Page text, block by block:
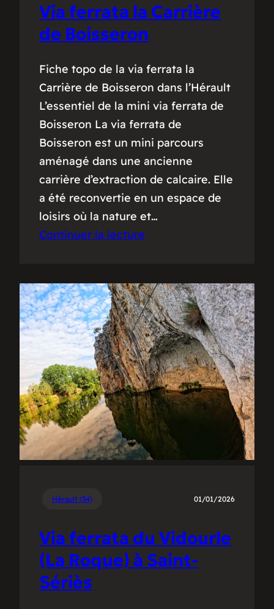
Via ferrata la Carrière
de Boisseron
Fiche topo de la via ferrata la
Carrière de Boisseron dans l’Hérault
L’essentiel de la mini via ferrata de
Boisseron La via ferrata de
Boisseron est un mini parcours
aménagé dans une ancienne
carrière d’extraction de calcaire. Elle
a été reconvertie en un espace de
loisirs où la nature et…
Continuer la lecture
Hérault (34) 01/01/2026
Via ferrata du Vidourle
(La Roque) à Saint-
Sériès